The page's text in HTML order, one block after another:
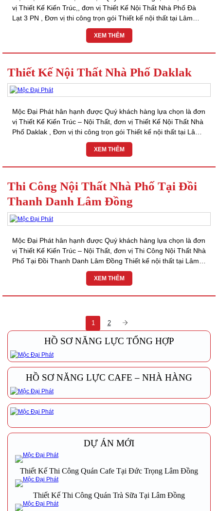
vị Thiết Kế Kiến Trúc,, đơn vị Thiết Kế Nội Thất Nhà Phố Đà
Lạt 3 PN , Đơn vị thi công trọn gói Thiết kế nội thất tại Lâm
XEM THÊM
Thiết Kế Nội Thất Nhà Phố Daklak
Mộc Đại Phát hân hạnh được Quý khách hàng lựa chọn là đơn
vị Thiết Kế Kiến Trúc – Nội Thất, đơn vị Thiết Kế Nội Thất Nhà
Phố Daklak , Đơn vị thi công trọn gói Thiết kế nội thất tại Lâm
XEM THÊM
Thi Công Nội Thất Nhà Phố Tại Đồi
Thanh Danh Lâm Đồng
Mộc Đại Phát hân hạnh được Quý khách hàng lựa chọn là đơn
vị Thiết Kế Kiến Trúc – Nội Thất, đơn vị Thi Công Nội Thất Nhà
Phố Tại Đồi Thanh Danh Lâm Đồng Thiết kế nội thất tại Lâm
XEM THÊM
1 2
HỒ SƠ NĂNG LỰC TỔNG HỢP
HỒ SƠ NĂNG LỰC CAFE – NHÀ HÀNG
DỰ ÁN MỚI
Thiết Kế Thi Công Quán Cafe Tại Đức Trọng Lâm Đồng
Thiết Kế Thi Công Quán Trà Sữa Tại Lâm Đồng